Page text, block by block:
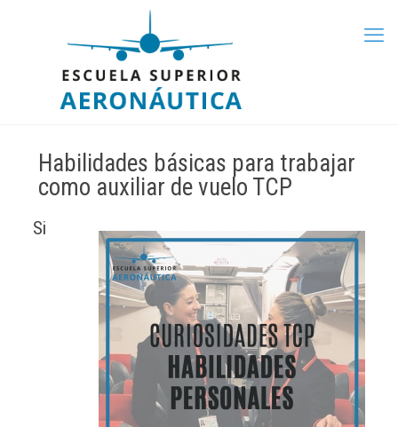
Habilidades básicas para trabajar
como auxiliar de vuelo TCP
Si